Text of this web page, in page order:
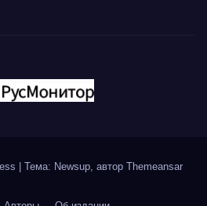
Тема: Newsup, автор Themeansar